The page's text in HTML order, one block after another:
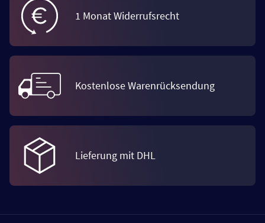
1 Monat Widerrufsrecht
Kostenlose Warenrücksendung
Lieferung mit DHL